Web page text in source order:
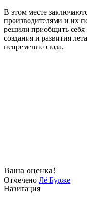
В этом месте
производителями и их
решили приобщить себя
создания и развития
непременно сюда.
Ваша оценка!
Отмечено Лё Бурже
Навигация